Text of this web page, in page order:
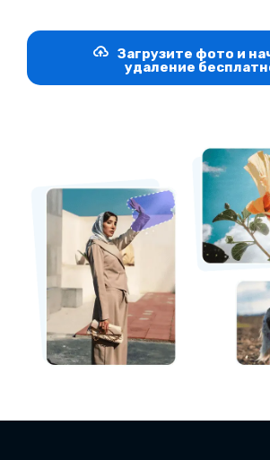
Загрузите фото и
удаление